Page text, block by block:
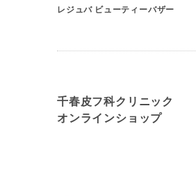
レジュバ ビューティーバザー
千春皮フ科クリニック
オンラインショップ